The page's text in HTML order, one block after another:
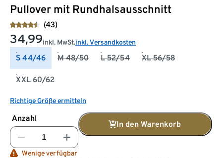
Pullover mit Rundhalsausschnitt
(43)
34,99inkl. MwSt.inkl. Versandkosten
S 44/46 M 48/50 L 52/54 XL 56/58
XXL 60/62
Richtige Größe ermitteln
Anzahl
In den Warenkorb
Wenige verfügbar